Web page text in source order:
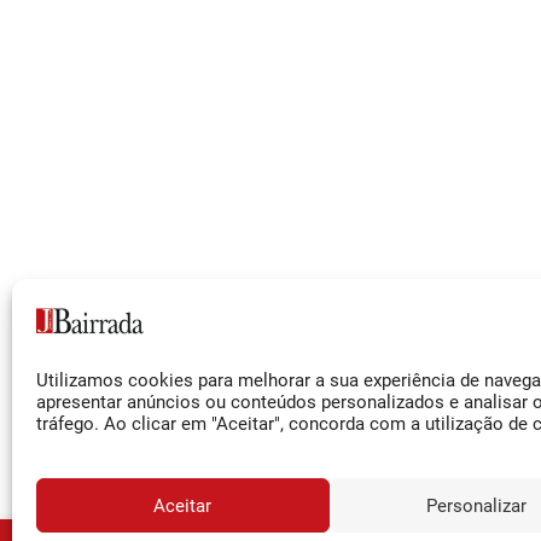
Utilizamos cookies para melhorar a sua experiência de
apresentar anúncios ou conteúdos personalizados e analisar
tráfego. Ao clicar em "Aceitar", concorda com a utilização de
Aceitar Personalizar
Facebook
Instagram
YouTube